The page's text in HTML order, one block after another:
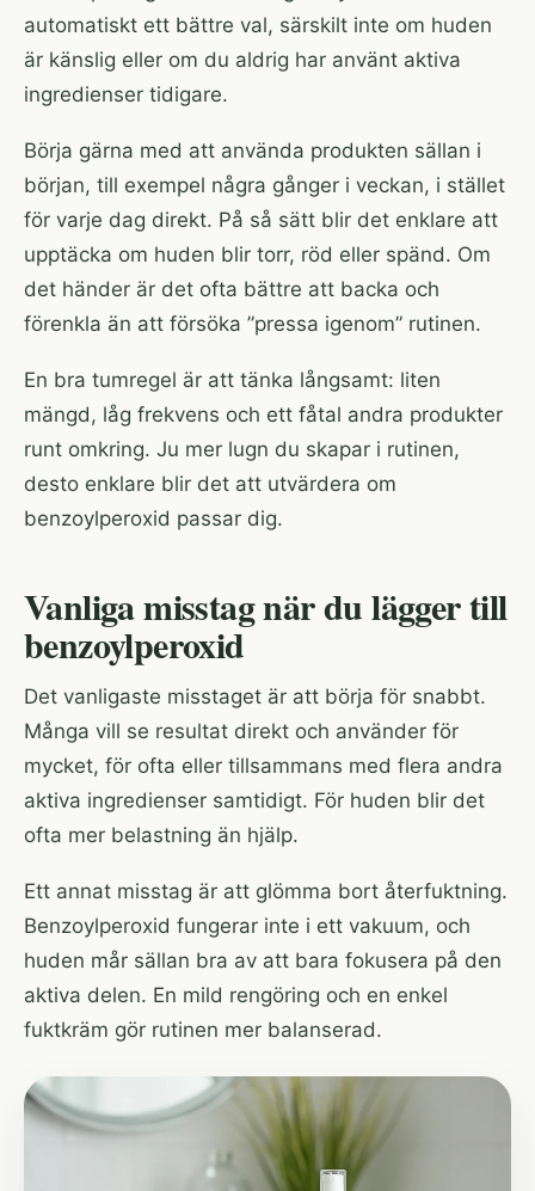
automatiskt ett bättre val, särskilt inte om huden
är känslig eller om du aldrig har använt aktiva
ingredienser tidigare.
Börja gärna med att använda produkten sällan i
början, till exempel några gånger i veckan, i stället
för varje dag direkt. På så sätt blir det enklare att
upptäcka om huden blir torr, röd eller spänd. Om
det händer är det ofta bättre att backa och
förenkla än att försöka ”pressa igenom” rutinen.
En bra tumregel är att tänka långsamt: liten
mängd, låg frekvens och ett fåtal andra produkter
runt omkring. Ju mer lugn du skapar i rutinen,
desto enklare blir det att utvärdera om
benzoylperoxid passar dig.
Vanliga misstag när du lägger till
benzoylperoxid
Det vanligaste misstaget är att börja för snabbt.
Många vill se resultat direkt och använder för
mycket, för ofta eller tillsammans med flera andra
aktiva ingredienser samtidigt. För huden blir det
ofta mer belastning än hjälp.
Ett annat misstag är att glömma bort återfuktning.
Benzoylperoxid fungerar inte i ett vakuum, och
huden mår sällan bra av att bara fokusera på den
aktiva delen. En mild rengöring och en enkel
fuktkräm gör rutinen mer balanserad.